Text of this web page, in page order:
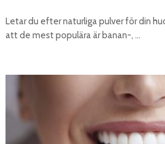
Letar du efter naturliga pulver för din
att de mest populära är banan-, …